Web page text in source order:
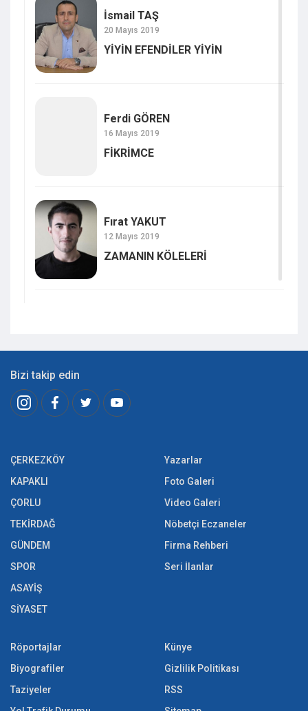
İsmail TAŞ
20 Mayıs 2019
YİYİN EFENDİLER YİYİN
Ferdi GÖREN
16 Mayıs 2019
FİKRİMCE
Fırat YAKUT
12 Mayıs 2019
ZAMANIN KÖLELERİ
Bizi takip edin
ÇERKEZKÖY
KAPAKLI
ÇORLU
TEKİRDAĞ
GÜNDEM
SPOR
ASAYİŞ
SİYASET
Yazarlar
Foto Galeri
Video Galeri
Nöbetçi Eczaneler
Firma Rehberi
Seri İlanlar
Röportajlar
Biyografiler
Taziyeler
Künye
Gizlilik Politikası
RSS